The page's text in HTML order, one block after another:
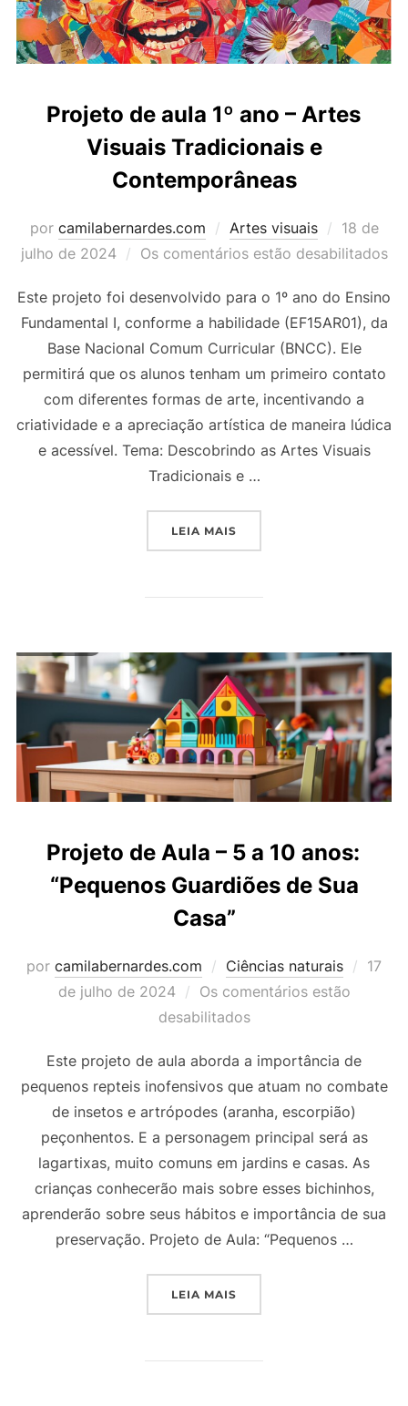
Projeto de aula 1º ano – Artes
Visuais Tradicionais e
Contemporâneas
por camilabernardes.com Artes visuais
Postado
em
18 de
julho de 2024
Os comentários estão desabilitados
Este projeto foi desenvolvido para o 1º ano do Ensino
Fundamental I, conforme a habilidade (EF15AR01), da
Base Nacional Comum Curricular (BNCC). Ele
permitirá que os alunos tenham um primeiro contato
com diferentes formas de arte, incentivando a
criatividade e a apreciação artística de maneira lúdica
e acessível. Tema: Descobrindo as Artes Visuais
Tradicionais e …
LEIA MAIS
Projeto de Aula – 5 a 10 anos:
“Pequenos Guardiões de Sua
Casa”
por camilabernardes.com Ciências naturais
17
de julho de 2024
Os comentários estão
desabilitados
Este projeto de aula aborda a importância de
pequenos repteis inofensivos que atuam no combate
de insetos e artrópodes (aranha, escorpião)
peçonhentos. E a personagem principal será as
lagartixas, muito comuns em jardins e casas. As
crianças conhecerão mais sobre esses bichinhos,
aprenderão sobre seus hábitos e importância de sua
preservação. Projeto de Aula: “Pequenos …
LEIA MAIS